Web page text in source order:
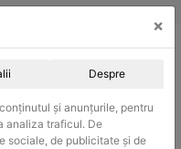
×
Despre
și anunțurile, pentru
analiza traficul. De
sociale, de publicitate și de